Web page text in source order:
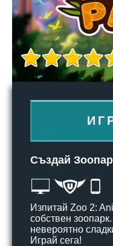
Създай
Изпитай Zoo 2:
собствен
невероятно
Играй сега!